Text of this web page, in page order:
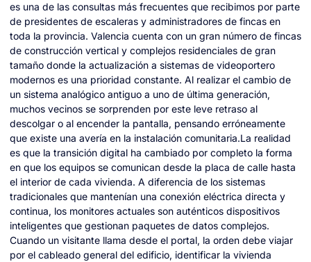
es una de las consultas más frecuentes que recibimos por parte
de presidentes de escaleras y administradores de fincas en
toda la provincia. Valencia cuenta con un gran número de fincas
de construcción vertical y complejos residenciales de gran
tamaño donde la actualización a sistemas de videoportero
modernos es una prioridad constante. Al realizar el cambio de
un sistema analógico antiguo a uno de última generación,
muchos vecinos se sorprenden por este leve retraso al
descolgar o al encender la pantalla, pensando erróneamente
que existe una avería en la instalación comunitaria.La realidad
es que la transición digital ha cambiado por completo la forma
en que los equipos se comunican desde la placa de calle hasta
el interior de cada vivienda. A diferencia de los sistemas
tradicionales que mantenían una conexión eléctrica directa y
continua, los monitores actuales son auténticos dispositivos
inteligentes que gestionan paquetes de datos complejos.
Cuando un visitante llama desde el portal, la orden debe viajar
por el cableado general del edificio, identificar la vivienda